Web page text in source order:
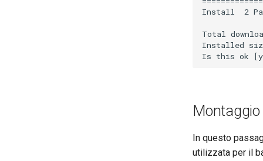
Install  2
Total
Installed
In questo
utilizzata per il